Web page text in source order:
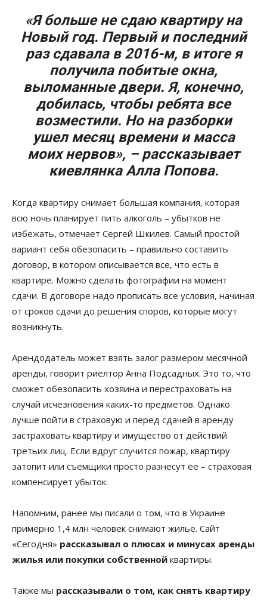
«Я больше не сдаю квартиру на
Новый год. Первый и последний
раз сдавала в 2016-м, в итоге я
получила побитые окна,
выломанные двери. Я, конечно,
добилась, чтобы ребята все
возместили. Но на разборки
ушел месяц времени и масса
моих нервов», – рассказывает
киевлянка Алла Попова.
Когда квартиру снимает большая компания, которая
всю ночь планирует пить алкоголь – убытков не
избежать, отмечает Сергей Шкилев. Самый простой
вариант себя обезопасить – правильно составить
договор, в котором описывается все, что есть в
квартире. Можно сделать фотографии на момент
сдачи. В договоре надо прописать все условия, начиная
от сроков сдачи до решения споров, которые могут
возникнуть.
Арендодатель может взять залог размером месячной
аренды, говорит риелтор Анна Подсадных. Это то, что
сможет обезопасить хозяина и перестраховать на
случай исчезновения каких-то предметов. Однако
лучше пойти в страховую и перед сдачей в аренду
застраховать квартиру и имущество от действий
третьих лиц. Если вдруг случится пожар, квартиру
затопит или съемщики просто разнесут ее – страховая
компенсирует убыток.
Напомним, ранее мы писали о том, что в Украине
примерно 1,4 млн человек снимают жилье. Сайт
«Сегодня» рассказывал о плюсах и минусах аренды
жилья или покупки собственной квартиры.
Также мы рассказывали о том, как снять квартиру